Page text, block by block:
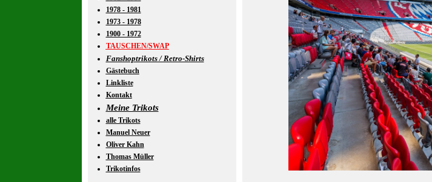
1978 - 1981
1973 - 1978
1900 - 1972
TAUSCHEN/SWAP
Fanshoptrikots / Retro-Shirts
Gästebuch
Linkliste
Kontakt
Meine Trikots
alle Trikots
Manuel Neuer
Oliver Kahn
Thomas Müller
Trikotinfos